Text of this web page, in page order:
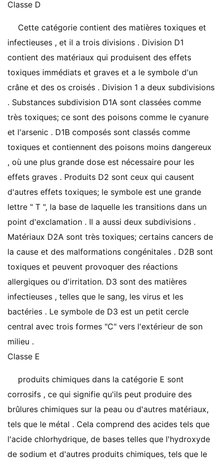
Classe D
Cette catégorie contient des matières toxiques et
infectieuses , et il a trois divisions . Division D1
contient des matériaux qui produisent des effets
toxiques immédiats et graves et a le symbole d'un
crâne et des os croisés . Division 1 a deux subdivisions
. Substances subdivision D1A sont classées comme
très toxiques; ce sont des poisons comme le cyanure
et l'arsenic . D1B composés sont classés comme
toxiques et contiennent des poisons moins dangereux
, où une plus grande dose est nécessaire pour les
effets graves . Produits D2 sont ceux qui causent
d'autres effets toxiques; le symbole est une grande
lettre " T ", la base de laquelle les transitions dans un
point d'exclamation . Il a aussi deux subdivisions .
Matériaux D2A sont très toxiques; certains cancers de
la cause et des malformations congénitales . D2B sont
toxiques et peuvent provoquer des réactions
allergiques ou d'irritation. D3 sont des matières
infectieuses , telles que le sang, les virus et les
bactéries . Le symbole de D3 est un petit cercle
central avec trois formes "C" vers l'extérieur de son
milieu .
Classe E
produits chimiques dans la catégorie E sont
corrosifs , ce qui signifie qu'ils peut produire des
brûlures chimiques sur la peau ou d'autres matériaux,
tels que le métal . Cela comprend des acides tels que
l'acide chlorhydrique, de bases telles que l'hydroxyde
de sodium et d'autres produits chimiques, tels que le